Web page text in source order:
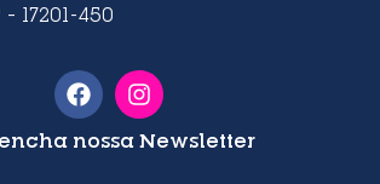
17201-450
nossa Newsletter